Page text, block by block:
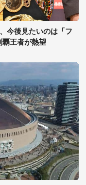
今後見たいのは「フ
覇王者が熱望